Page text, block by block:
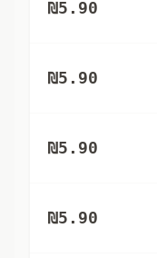
₪5.90
₪5.90
₪5.90
₪5.90